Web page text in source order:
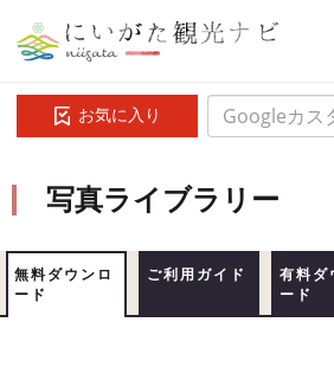
お気に入り
写真ライブラリー
無料ダウンロ
ード
ご利用ガイド
有料ダ
ード